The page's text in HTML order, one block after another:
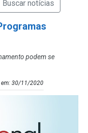
podem se
em: 30/11/2020